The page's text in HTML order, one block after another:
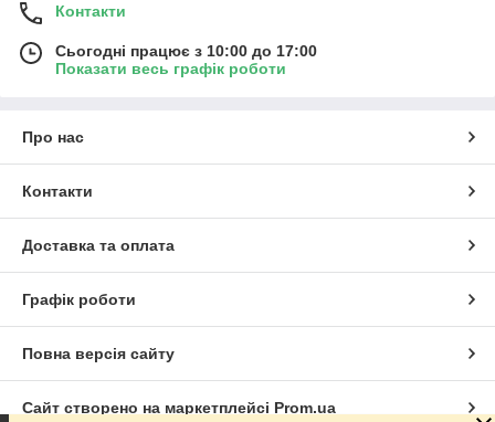
Контакти
Сьогодні працює з 10:00 до 17:00
Показати весь графік роботи
Про нас
Контакти
Доставка та оплата
Графік роботи
Повна версія сайту
Сайт створено на маркетплейсі Prom.ua